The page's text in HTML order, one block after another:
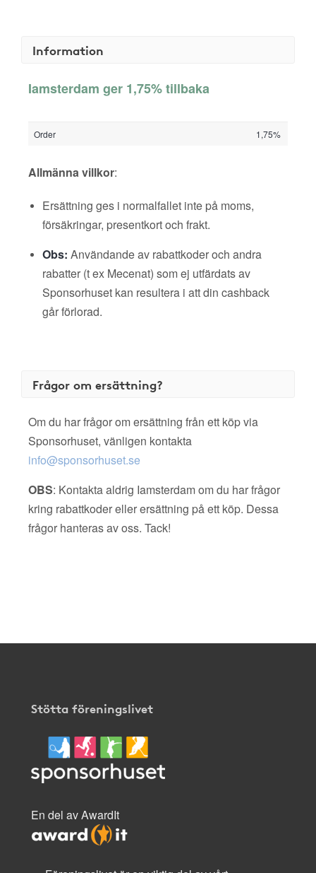
Information
Iamsterdam ger 1,75% tillbaka
Order 1,75%
Allmänna villkor:
Ersättning ges i normalfallet inte på moms,
försäkringar, presentkort och frakt.
Obs: Användande av rabattkoder och andra
rabatter (t ex Mecenat) som ej utfärdats av
Sponsorhuset kan resultera i att din cashback
går förlorad.
Frågor om ersättning?
Om du har frågor om ersättning från ett köp via
Sponsorhuset, vänligen kontakta
info@sponsorhuset.se
OBS: Kontakta aldrig Iamsterdam om du har frågor
kring rabattkoder eller ersättning på ett köp. Dessa
frågor hanteras av oss. Tack!
Stötta föreningslivet
En del av AwardIt